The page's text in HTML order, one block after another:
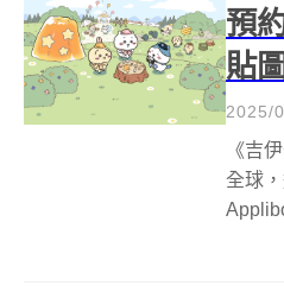
預
貼
2025/
《吉
全球